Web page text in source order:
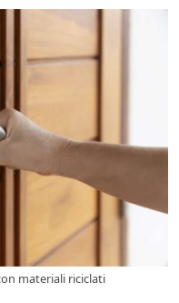
materiali riciclati